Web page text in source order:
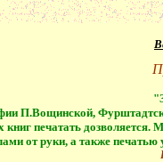
П.Вощинской,
печатать
от руки, а также